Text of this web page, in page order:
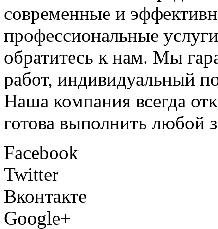
современные и
профессиональные
обратитесь к нам. Мы
работ, индивидуальный
Наша компания всегда
готова выполнить любой
Facebook
Twitter
Вконтакте
Google+